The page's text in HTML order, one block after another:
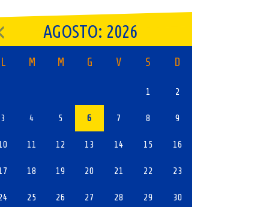
AGOSTO: 2026
L M M G V S D
1 2
3 4 5 6 7 8 9
11 12 13 14 15 16
18 19 20 21 22 23
25 26 27 28 29 30